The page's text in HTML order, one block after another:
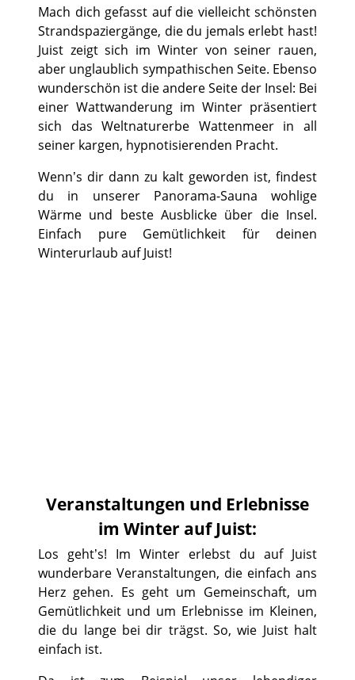
Mach dich gefasst auf die vielleicht schönsten
Strandspaziergänge, die du jemals erlebt hast!
Juist zeigt sich im Winter von seiner rauen,
aber unglaublich sympathischen Seite. Ebenso
wunderschön ist die andere Seite der Insel: Bei
einer Wattwanderung im Winter präsentiert
sich das Weltnaturerbe Wattenmeer in all
seiner kargen, hypnotisierenden Pracht.
Wenn’s dir dann zu kalt geworden ist, findest
du in unserer Panorama-Sauna wohlige
Wärme und beste Ausblicke über die Insel.
Einfach pure Gemütlichkeit für deinen
Winterurlaub auf Juist!
Veranstaltungen und Erlebnisse
im Winter auf Juist:
Los geht’s! Im Winter erlebst du auf Juist
wunderbare Veranstaltungen, die einfach ans
Herz gehen. Es geht um Gemeinschaft, um
Gemütlichkeit und um Erlebnisse im Kleinen,
die du lange bei dir trägst. So, wie Juist halt
einfach ist.